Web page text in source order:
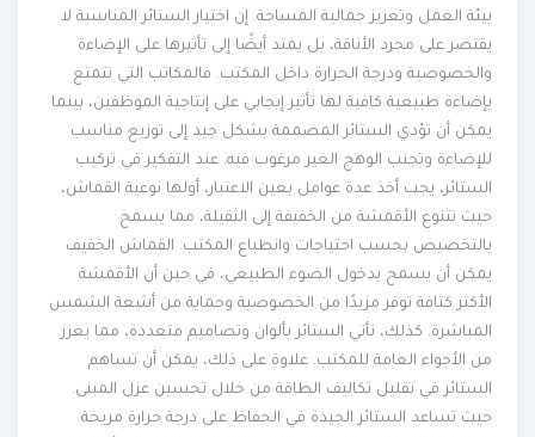
بيئة العمل وتعزيز جمالية المساحة. إن اختيار الستائر المناسبة لا
يقتصر على مجرد الأناقة، بل يمتد أيضًا إلى تأثيرها على الإضاءة
والخصوصية ودرجة الحرارة داخل المكتب. فالمكاتب التي تتمتع
بإضاءة طبيعية كافية لها تأثير إيجابي على إنتاجية الموظفين، بينما
يمكن أن تؤدي الستائر المصممة بشكل جيد إلى توزيع مناسب
للإضاءة وتجنب الوهج الغير مرغوب فيه. عند التفكير في تركيب
الستائر، يجب أخذ عدة عوامل بعين الاعتبار، أولها نوعية القماش،
حيث تتنوع الأقمشة من الخفيفة إلى الثقيلة، مما يسمح
بالتخصيص بحسب احتياجات وانطباع المكتب. القماش الخفيف
يمكن أن يسمح بدخول الضوء الطبيعي، في حين أن الأقمشة
الأكثر كثافة توفر مزيدًا من الخصوصية وحماية من أشعة الشمس
المباشرة. كذلك، تأتي الستائر بألوان وتصاميم متعددة، مما يعزز
من الأجواء العامة للمكتب. علاوة على ذلك، يمكن أن تساهم
الستائر في تقليل تكاليف الطاقة من خلال تحسين عزل المبنى.
حيث تساعد الستائر الجيدة في الحفاظ على درجة حرارة مريحة